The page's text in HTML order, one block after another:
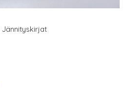
Jännityskirjat